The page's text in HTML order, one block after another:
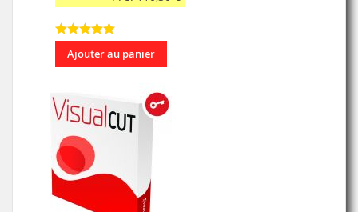
Ajouter au panier